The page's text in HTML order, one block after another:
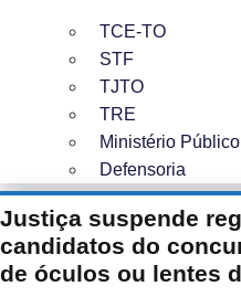
TCE-TO
STF
TJTO
TRE
Ministério Público
Defensoria
Justiça suspende
candidatos do
de óculos ou lentes